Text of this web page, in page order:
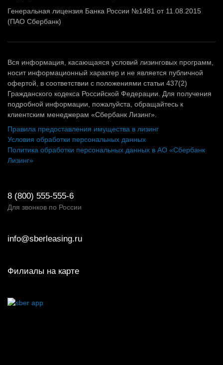
Генеральная лицензия Банка России №1481 от 11.08.2015
(ПАО Сбербанк)
Вся информация, касающаяся условий лизинговых программ,
носит информационный характер и не является публичной
офертой, в соответствии с положениями статьи 437(2)
Гражданского кодекса Российской Федерации. Для получения
подробной информации, пожалуйста, обращайтесь к
клиентским менеджерам «Сбербанк Лизинг».
Правила предоставления имущества в лизинг
Условия обработки персональных данных
Политика обработки персональных данных в АО «Сбербанк
Лизинг»
8 (800) 555-555-6
Для звонков по России
info@sberleasing.ru
Филиалы на карте